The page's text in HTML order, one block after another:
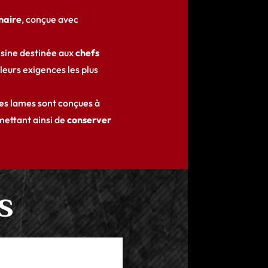
, conçue avec
destinée auxchefs
exigences les plus
lames sont conçues à
ainsi de conserver